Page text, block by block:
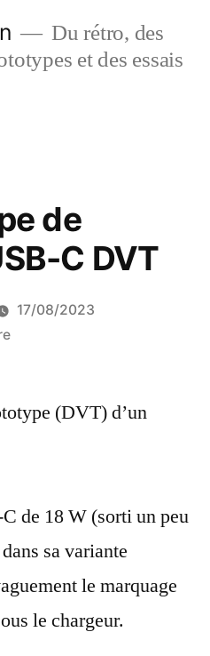
Du rétro, des
et des essais
de
C DVT
17/08/2023
sur
de
DVT
(DVT) d’un
de 18 W (sorti un peu
sa variante
le marquage
le chargeur.